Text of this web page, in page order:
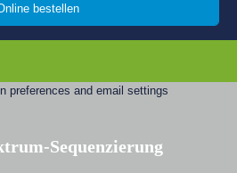
bestellen
Sequenzierung